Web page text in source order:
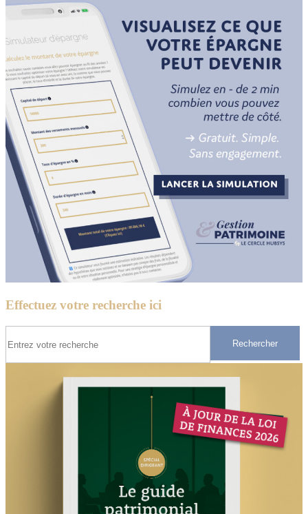
Effectuez votre recherche ici